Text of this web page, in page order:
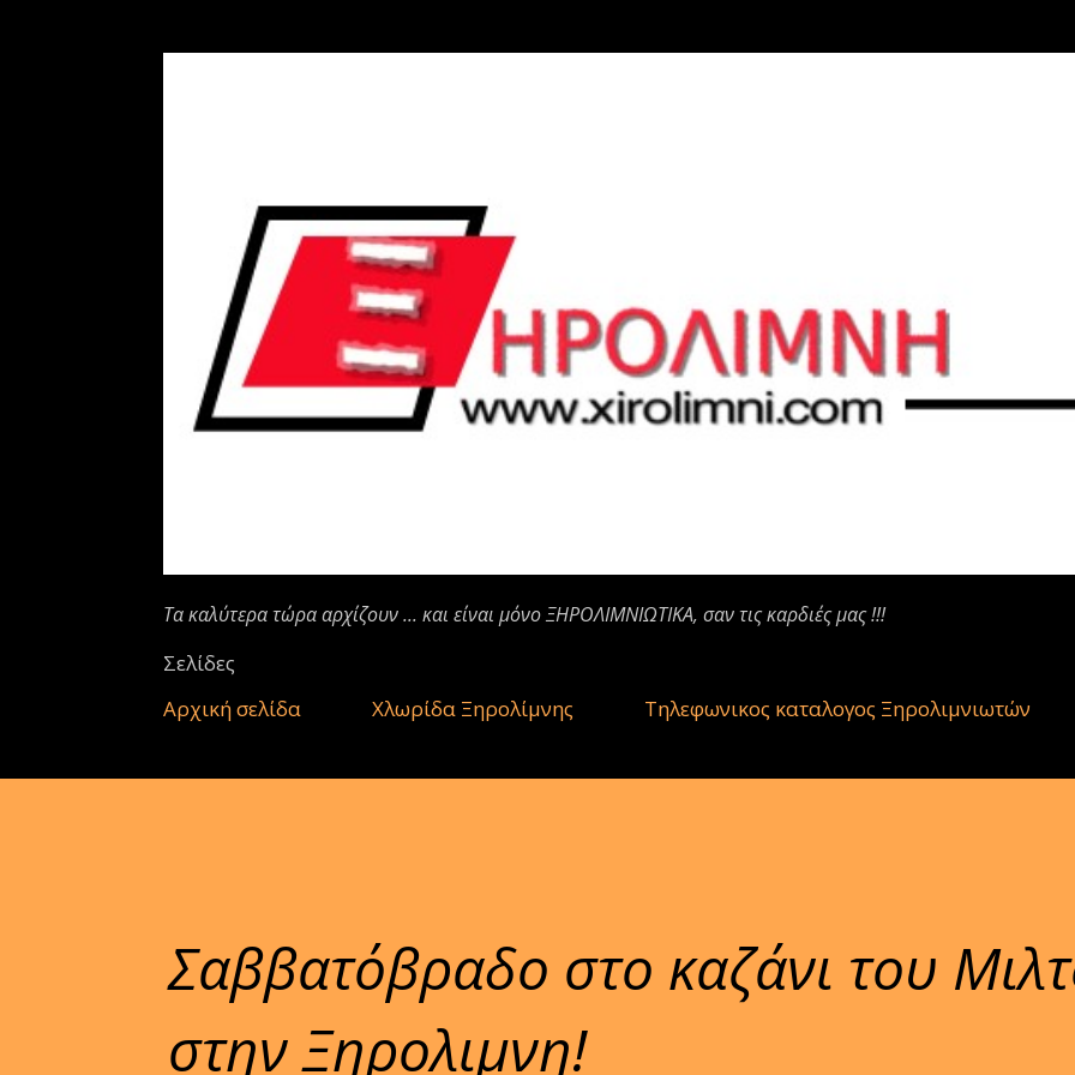
Τα καλύτερα τώρα αρχίζουν ... και είναι μόνο ΞΗΡΟΛΙΜΝΙΩΤΙΚΑ, σαν τις καρδιές μας !!!
Σελίδες
Αρχική σελίδα
Χλωρίδα Ξηρολίμνης Τηλεφωνικος καταλογος Ξηρολιμνιωτών
Σαββατόβραδο στο καζάνι του
στην Ξηρολιμνη!